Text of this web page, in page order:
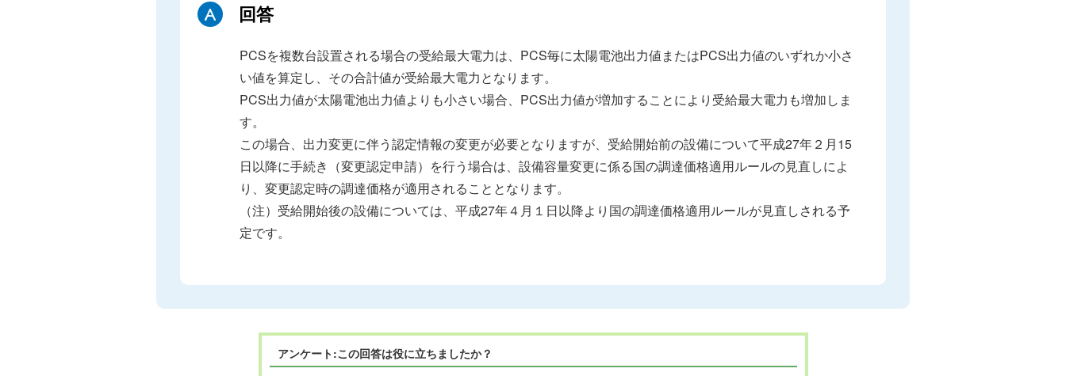
回答
PCSを複数台設置される場合の受給最大電力は、PCS毎に太陽電池出力値またはPCS出力値のいずれか小さ
い値を算定し、その合計値が受給最大電力となります。
PCS出力値が太陽電池出力値よりも小さい場合、PCS出力値が増加することにより受給最大電力も増加しま
す。
この場合、出力変更に伴う認定情報の変更が必要となりますが、受給開始前の設備について平成27年２月15
日以降に手続き（変更認定申請）を行う場合は、設備容量変更に係る国の調達価格適用ルールの見直しによ
り、変更認定時の調達価格が適用されることとなります。
（注）受給開始後の設備については、平成27年４月１日以降より国の調達価格適用ルールが見直しされる予
定です。
アンケート:この回答は役に立ちましたか？